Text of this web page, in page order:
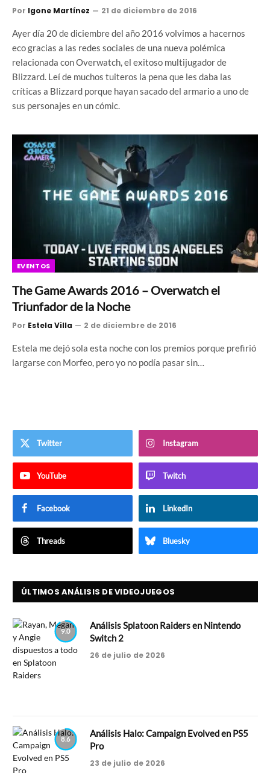
Por Igone Martínez 21 de diciembre de 2016
Ayer día 20 de diciembre del año 2016 volvimos a hacernos
eco gracias a las redes sociales de una nueva polémica
relacionada con Overwatch, el exitoso multijugador de
Blizzard. Leí de muchos tuiteros la pena que les daba las
críticas a Blizzard porque hayan sacado del armario a uno de
sus personajes en un cómic.
EVENTOS
The Game Awards 2016 – Overwatch el
Triunfador de la Noche
Por Estela Villa 2 de diciembre de 2016
Estela me dejó sola esta noche con los premios porque prefirió
largarse con Morfeo, pero yo no podía pasar sin…
Twitter Instagram
YouTube Twitch
Facebook LinkedIn
Threads Bluesky
ÚLTIMOS ANÁLISIS DE VIDEOJUEGOS
9.0
Análisis Splatoon Raiders en Nintendo
Switch 2
26 de julio de 2026
8.6
Análisis Halo: Campaign Evolved en PS5
Pro
23 de julio de 2026